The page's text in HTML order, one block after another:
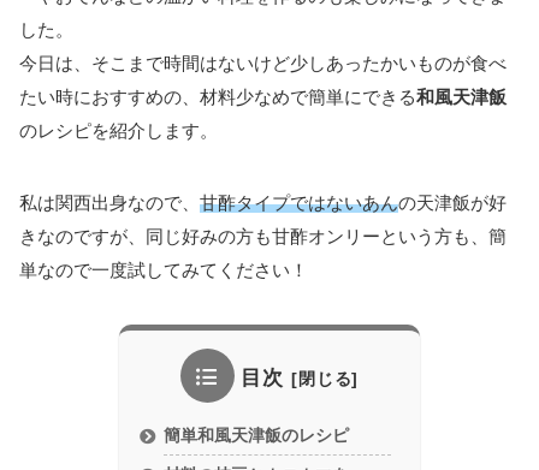
した。
今日は、そこまで時間はないけど少しあったかいものが食べ
たい時におすすめの、材料少なめで簡単にできる和風天津飯
のレシピを紹介します。
私は関西出身なので、 甘酢タイプではないあんの天津飯が好
きなのですが、同じ好みの方も甘酢オンリーという方も、簡
単なので一度試してみてください！
目次
簡単和風天津飯のレシピ